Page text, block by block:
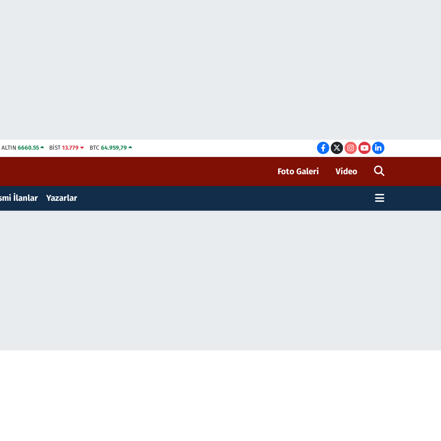
ALTIN 6660.55 BİST13.779 BTC 64.959,79
Foto Galeri Video
İlanlar Yazarlar